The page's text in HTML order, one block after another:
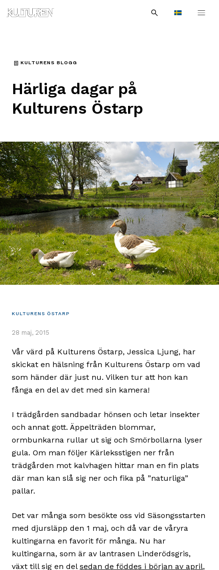
navigationen
innehållet
Languages
efter:
Sök
KULTURENS BLOGG
Härliga dagar på
Kulturens Östarp
KULTURENS ÖSTARP
28 maj, 2015
Vår värd på Kulturens Östarp, Jessica Ljung, har
skickat en hälsning från Kulturens Östarp om vad
som händer där just nu. Vilken tur att hon kan
fånga en del av det med sin kamera!
I trädgården sandbadar hönsen och letar insekter
och annat gott. Äppelträden blommar,
ormbunkarna rullar ut sig och Smörbollarna lyser
gula. Om man följer Kärleksstigen ner från
trädgården mot kalvhagen hittar man en fin plats
där man kan slå sig ner och fika på ”naturliga”
pallar.
Det var många som besökte oss vid Säsongsstarten
med djursläpp den 1 maj, och då var de våryra
kultingarna en favorit för många. Nu har
kultingarna, som är av lantrasen Linderödsgris,
växt till sig en del sedan de föddes i början av april,